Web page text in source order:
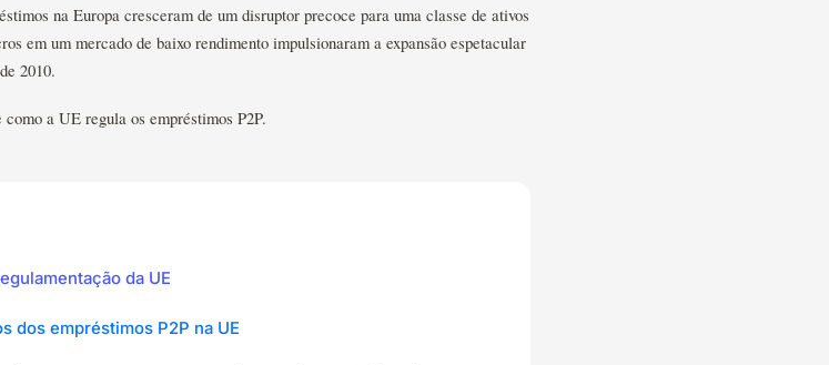
na Europa cresceram de um disruptor precoce para uma classe de ativos
em um mercado de baixo rendimento impulsionaram a expansão espetacular
2010.
a UE regula os empréstimos P2P.
da UE
dos empréstimos P2P na UE